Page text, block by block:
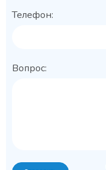
Телефон:
Вопрос: